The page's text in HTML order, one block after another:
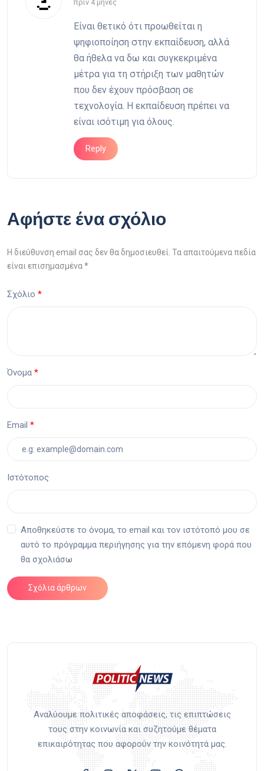
Είναι θετικό ότι προωθείται η
ψηφιοποίηση στην εκπαίδευση, αλλά
θα ήθελα να δω και συγκεκριμένα
μέτρα για τη στήριξη των μαθητών
που δεν έχουν πρόσβαση σε
τεχνολογία. Η εκπαίδευση πρέπει να
είναι ισότιμη για όλους.
πριν 4 μήνες
Reply
Αφήστε ένα σχόλιο
Η διεύθυνση email σας δεν θα δημοσιευθεί. Τα απαιτούμενα πεδία
είναι επισημασμένα *
Σχόλιο
Όνομα
Email
Ιστότοπος
Αποθηκεύστε το όνομα, το email και τον ιστότοπό μου σε
αυτό το πρόγραμμα περιήγησης για την επόμενη φορά που
θα σχολιάσω
Σχόλια άρθρων
Αναλύουμε πολιτικές αποφάσεις, τις επιπτώσεις
τους στην κοινωνία και συζητούμε θέματα
επικαιρότητας που αφορούν την κοινότητά μας.